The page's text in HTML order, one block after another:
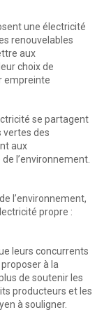
une électricité
renouvelables
aux
choix de
empreinte
se partagent
vertes des
aux
l’environnement.
l’environnement,
propre :
leurs concurrents
à la
de soutenir les
producteurs et les
à souligner.